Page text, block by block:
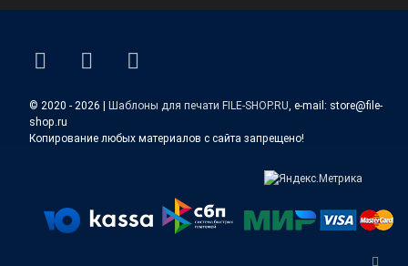
ВКонтакте
YouTube
E-mail
© 2020 - 2026 | Шаблоны для печати FILE-SHOP.RU , e-mail: store@file-
shop.ru
Копирование любых материалов с сайта запрещено!